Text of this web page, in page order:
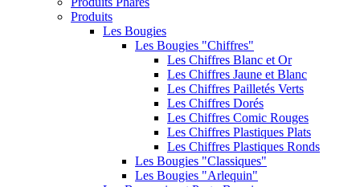
Produits
Les Bougies
Les Bougies "Chiffres"
Les Chiffres Blanc et Or
Les Chiffres Jaune et Blanc
Les Chiffres Pailletés Verts
Les Chiffres Dorés
Les Chiffres Comic Rouges
Les Chiffres Plastiques Plats
Les Chiffres Plastiques Ronds
Les Bougies "Classiques"
Les Bougies "Arlequin"